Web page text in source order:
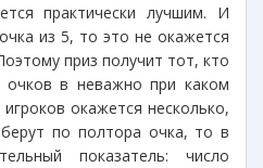
практически лучшим. И
из 5, то это не окажется
приз получит тот, кто
в неважно при каком
окажется несколько,
по полтора очка, то в
показатель: число